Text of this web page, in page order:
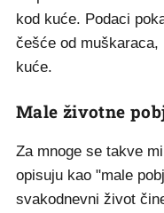
kod kuće. Podaci
češće od
kuće.
Male životne
Za mnoge se takve
opisuju kao "male
svakodnevni život